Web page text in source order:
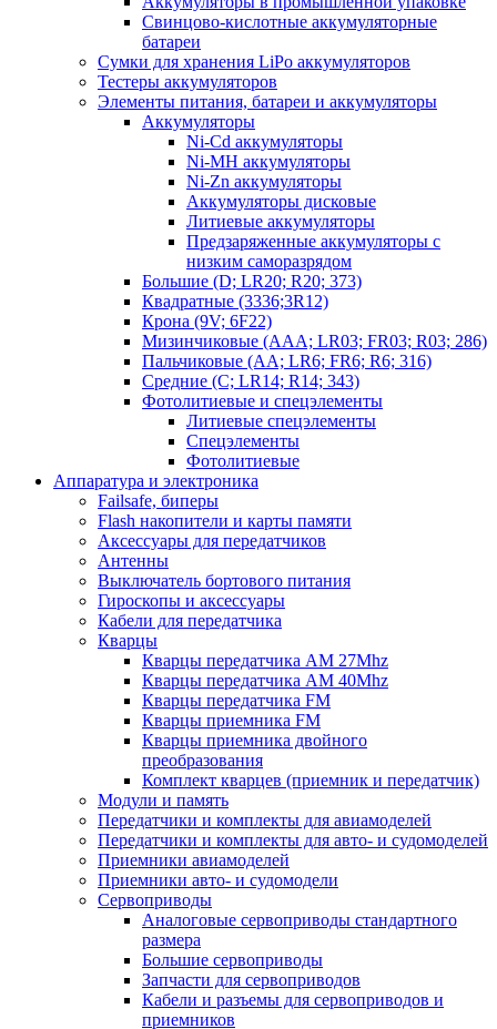
Свинцово-кислотные аккумуляторные
батареи
Сумки для хранения LiPo аккумуляторов
Тестеры аккумуляторов
Элементы питания, батареи и аккумуляторы
Аккумуляторы
Ni-Cd аккумуляторы
Ni-MH аккумуляторы
Ni-Zn аккумуляторы
Аккумуляторы дисковые
Литиевые аккумуляторы
Предзаряженные аккумуляторы с
низким саморазрядом
Большие (D; LR20; R20; 373)
Квадратные (3336;3R12)
Крона (9V; 6F22)
Мизинчиковые (AAA; LR03; FR03; R03; 286)
Пальчиковые (AA; LR6; FR6; R6; 316)
Средние (C; LR14; R14; 343)
Фотолитиевые и спецэлементы
Литиевые спецэлементы
Спецэлементы
Фотолитиевые
Аппаратура и электроника
Failsafe, биперы
Flash накопители и карты памяти
Аксессуары для передатчиков
Антенны
Выключатель бортового питания
Гироскопы и аксессуары
Кабели для передатчика
Кварцы
Кварцы передатчика AM 27Mhz
Кварцы передатчика AM 40Mhz
Кварцы передатчика FM
Кварцы приемника FM
Кварцы приемника двойного
преобразования
Комплект кварцев (приемник и передатчик)
Модули и память
Передатчики и комплекты для авиамоделей
Передатчики и комплекты для авто- и судомоделей
Приемники авиамоделей
Приемники авто- и судомодели
Сервоприводы
Аналоговые сервоприводы стандартного
размера
Большие сервоприводы
Запчасти для сервоприводов
Кабели и разъемы для сервоприводов и
приемников